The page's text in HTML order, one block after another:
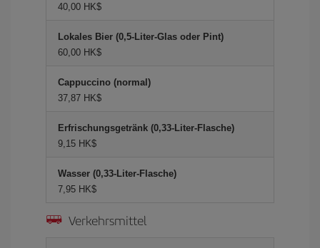
40,00 HK$
Lokales Bier (0,5-Liter-Glas oder Pint)
60,00 HK$
Cappuccino (normal)
37,87 HK$
Erfrischungsgetränk (0,33-Liter-Flasche)
9,15 HK$
Wasser (0,33-Liter-Flasche)
7,95 HK$
Verkehrsmittel